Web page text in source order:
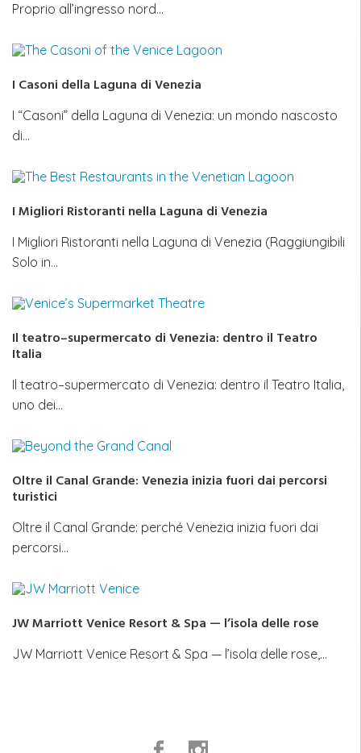
Proprio all’ingresso nord…
I Casoni della Laguna di Venezia
I “Casoni” della Laguna di Venezia: un mondo nascosto
di…
I Migliori Ristoranti nella Laguna di Venezia
I Migliori Ristoranti nella Laguna di Venezia (Raggiungibili
Solo in…
Il teatro–supermercato di Venezia: dentro il Teatro
Italia
Il teatro–supermercato di Venezia: dentro il Teatro Italia,
uno dei…
Oltre il Canal Grande: Venezia inizia fuori dai percorsi
turistici
Oltre il Canal Grande: perché Venezia inizia fuori dai
percorsi…
JW Marriott Venice Resort & Spa — l’isola delle rose
JW Marriott Venice Resort & Spa — l’isola delle rose,…